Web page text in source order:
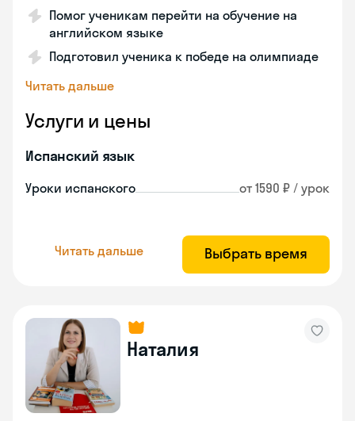
Помог ученикам перейти на обучение на
английском языке
Подготовил ученика к победе на олимпиаде
Читать дальше
Услуги и цены
Испанский язык
Уроки испанского от 1590 ₽ / урок
Читать дальше Выбрать время
Наталия